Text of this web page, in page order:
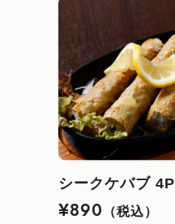
シークケバブ 4P
¥890
（税込）